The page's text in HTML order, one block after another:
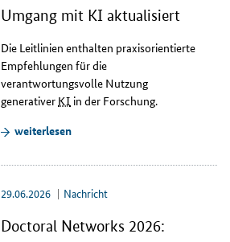
Umgang mit KI aktualisiert
Die Leitlinien enthalten praxisorientierte
Empfehlungen für die
verantwortungsvolle Nutzung
generativer KI in der Forschung.
weiterlesen
29.06.2026 Nachricht
Doctoral Networks 2026: